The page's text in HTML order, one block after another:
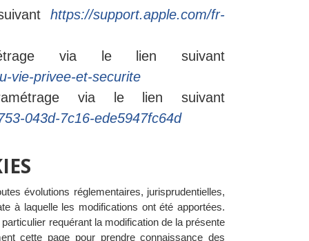
https://support.apple.com/fr-
via le lien suivant
vie-privee-et-securite
via le lien suivant
043d-7c16-ede5947fc64d
évolutions réglementaires, jurisprudentielles,
à laquelle les modifications ont été apportées.
requérant la modification de la présente
cette page pour prendre connaissance des